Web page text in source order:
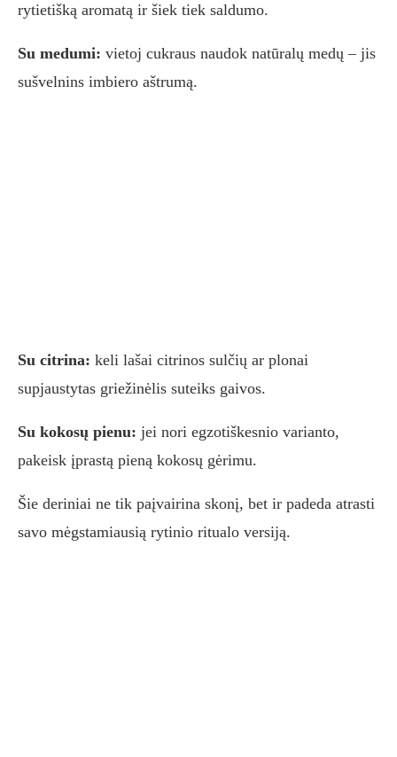
rytietišką aromatą ir šiek tiek saldumo.
Su medumi: vietoj cukraus naudok natūralų medų – jis
sušvelnins imbiero aštrumą.
Su citrina: keli lašai citrinos sulčių ar plonai
supjaustytas griežinėlis suteiks gaivos.
Su kokosų pienu: jei nori egzotiškesnio varianto,
pakeisk įprastą pieną kokosų gėrimu.
Šie deriniai ne tik paįvairina skonį, bet ir padeda atrasti
savo mėgstamiausią rytinio ritualo versiją.